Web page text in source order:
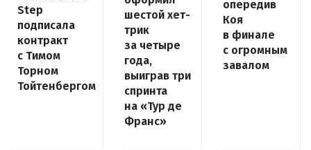
Step
подписала
контракт
с Тимом
Торном
Тойтенбергом
шестой хет-
трик
за четыре
года,
выиграв три
спринта
на «Тур де
Франс»
опередив
Коя
в финале
с огромным
завалом